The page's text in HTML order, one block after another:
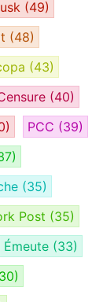
(49)
(48)
(43)
(40)
PCC (39)
(35)
Post (35)
Émeute (33)